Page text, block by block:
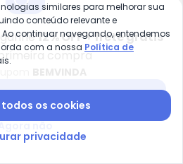
Marguerite - Blusa (Branca)
Blusa (Off White) em
R$ 34,99R$ 79,99
12% OFF + frete grátis
compra
similares para melhorar sua
conteúdo relevante e
continuar navegando, entendemos
com a nossa Política de
os cookies
privacidade